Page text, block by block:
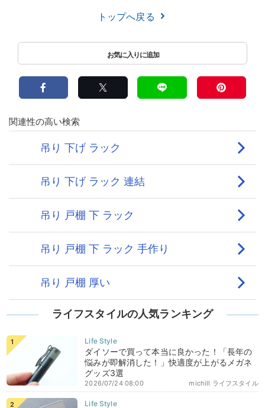
トップへ戻る
ライフスタイルの人気ランキング
ダイソーで買って本当に良かった！「長年の
悩みが即解消した！」快適度が上がるメガネ
グッズ3選
michill ライフスタイル
2026/07/24 08:00